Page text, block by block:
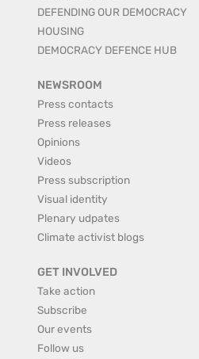
DEFENDING OUR DEMOCRACY
HOUSING
DEMOCRACY DEFENCE HUB
NEWSROOM
Press contacts
Press releases
Opinions
Videos
Press subscription
Visual identity
Plenary udpates
Climate activist blogs
GET INVOLVED
Take action
Subscribe
Our events
Follow us